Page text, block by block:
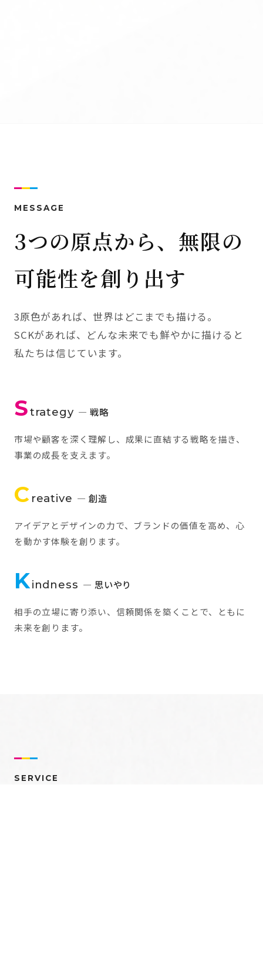
MESSAGE
3つの原点から、無限の
可能性を創り出す
3原色があれば、世界はどこまでも描ける。
SCKがあれば、どんな未来でも鮮やかに描けると
私たちは信じています。
Strategy — 戦略
市場や顧客を深く理解し、成果に直結する戦略を描き、
事業の成長を支えます。
C reative — 創造
アイデアとデザインの力で、ブランドの価値を高め、心
を動かす体験を創ります。
Kindness — 思いやり
相手の立場に寄り添い、信頼関係を築くことで、ともに
未来を創ります。
SERVICE